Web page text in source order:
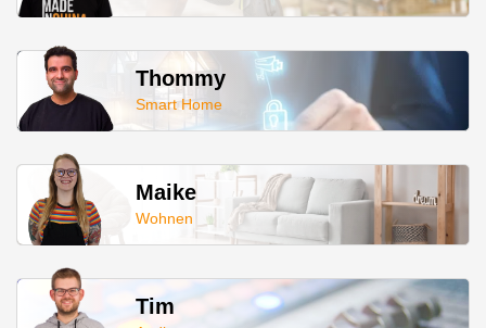
Thommy
Smart Home
Maike
Wohnen
Tim